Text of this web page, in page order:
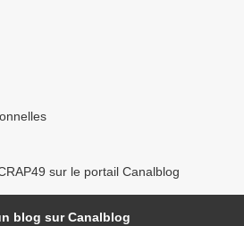
sur le portail Canalblog
blog sur Canalblog